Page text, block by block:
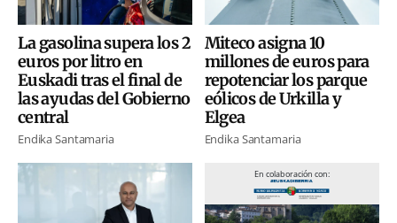
La gasolina supera los 2
euros por litro en
Euskadi tras el final de
las ayudas del Gobierno
central
Endika Santamaria
Miteco asigna 10
millones de euros para
repotenciar los parque
eólicos de Urkilla y
Elgea
Endika Santamaria
En colaboración con: